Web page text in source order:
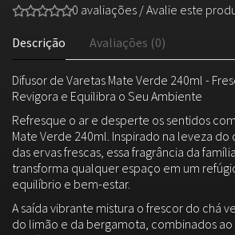
0 avaliações /Avalie este
Descrição Avaliações (0)
Difusor de Varetas Mate Verde 240ml -
Revigora e Equilibra o Seu Ambiente
Refresque o ar e desperte os sentidos
Mate Verde 240ml. Inspirado na leveza do
das ervas frescas, essa fragrância da
transforma qualquer espaço em um
equilíbrio e bem-estar.
A saída vibrante mistura o frescor do chá
do limão e da bergamota, combinados